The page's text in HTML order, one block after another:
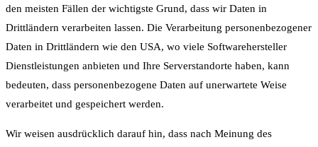
den meisten Fällen der wichtigste Grund, dass wir Daten in
Drittländern verarbeiten lassen. Die Verarbeitung personenbezogener
Daten in Drittländern wie den USA, wo viele Softwarehersteller
Dienstleistungen anbieten und Ihre Serverstandorte haben, kann
bedeuten, dass personenbezogene Daten auf unerwartete Weise
verarbeitet und gespeichert werden.
Wir weisen ausdrücklich darauf hin, dass nach Meinung des